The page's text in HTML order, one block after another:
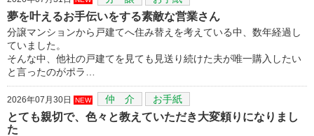
夢を叶えるお手伝いをする素敵な営業さん
分譲マンションから戸建てへ住み替えを考えている中、数年経過し
ていました。
そんな中、他社の戸建てを見ても見送り続けた夫が唯一購入したい
と言ったのがポラ…
2026年07月30日 NEW 仲 介 お手紙
とても親切で、色々と教えていただき大変頼りになりまし
た